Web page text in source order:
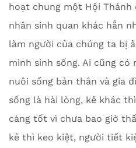
hoạt chung một Hội Thánh
nhân sinh quan khác hẳn
làm người của chúng ta bị
mình sinh sống. Ai cũng có
nuôi sống bản thân và gia
sống là hài lòng, kẻ khác
càng tốt vì chưa bao giờ
kẻ thì keo kiệt, người tiết